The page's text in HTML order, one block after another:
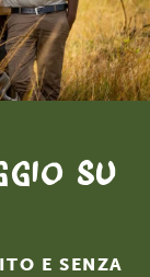
su
E SENZA